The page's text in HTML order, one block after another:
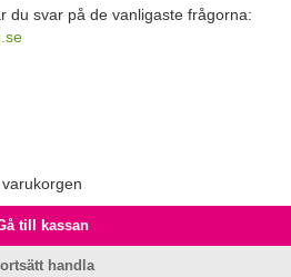
du svar på de vanligaste frågorna:
till kassan
handla